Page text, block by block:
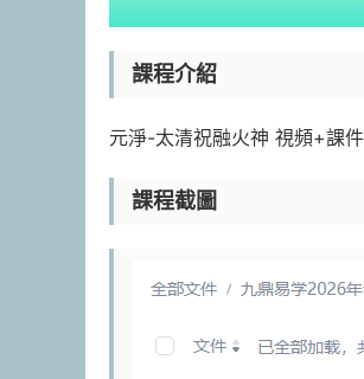
課程介紹
元淨-太清祝融火神 視頻+課
課程截圖